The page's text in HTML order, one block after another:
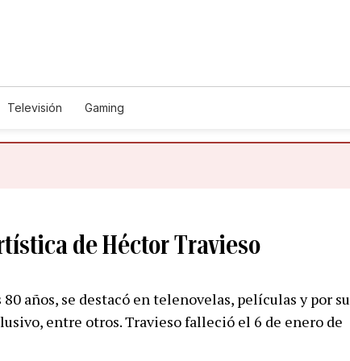
Televisión Gaming
de Héctor Travieso
años, se destacó en telenovelas, películas y por su
entre otros. Travieso falleció el 6 de enero de